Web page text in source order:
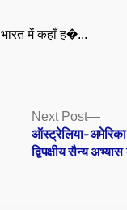
भारत में कहाँ ह�...
Next Post
Next
post:
ऑस्ट्रेलिया-
द्विपक्षीय सैन्य